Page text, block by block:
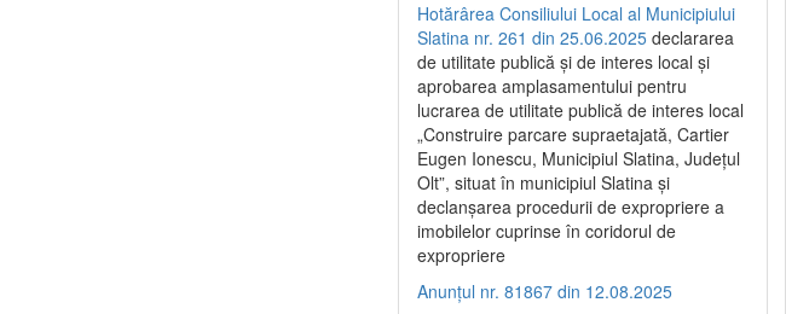
Hotărârea Consiliului Local al Municipiului
Slatina nr. 261 din 25.06.2025 declararea
de utilitate publică și de interes local și
aprobarea amplasamentului pentru
lucrarea de utilitate publică de interes local
„Construire parcare supraetajată, Cartier
Eugen Ionescu, Municipiul Slatina, Județul
Olt”, situat în municipiul Slatina și
declanșarea procedurii de expropriere a
imobilelor cuprinse în coridorul de
expropriere
Anunțul nr. 81867 din 12.08.2025